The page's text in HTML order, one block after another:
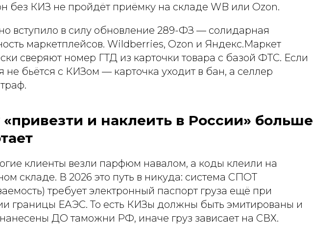
без КИЗ не пройдёт приёмку на складе WB или Ozon.
вступило в силу обновление 289-ФЗ — солидарная
маркетплейсов. Wildberries, Ozon и Яндекс.Маркет
сверяют номер ГТД из карточки товара с базой ФТС. Если
не бьётся с КИЗом — карточка уходит в бан, а селлер
и наклеить в России» больше
клиенты везли парфюм навалом, а коды клеили на
складе. В 2026 это путь в никуда: система СПОТ
требует электронный паспорт груза ещё при
границы ЕАЭС. То есть КИЗы должны быть эмитированы и
ДО таможни РФ, иначе груз зависает на СВХ.